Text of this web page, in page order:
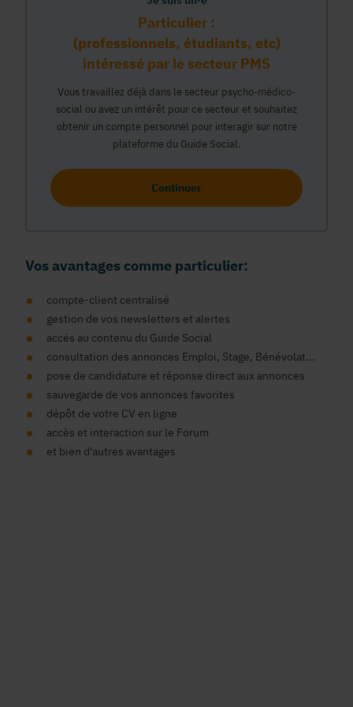
Particulier :
(professionnels, étudiants, etc)
intéressé par le secteur PMS
Vous travaillez déjà dans le secteur psycho-médico-
social ou avez un intérêt pour ce secteur et souhaitez
obtenir un compte personnel pour interagir sur notre
plateforme du Guide Social.
Continuer
Vos avantages comme particulier:
compte-client centralisé
gestion de vos newsletters et alertes
accés au contenu du Guide Social
consultation des annonces Emploi, Stage, Bénévolat...
pose de candidature et réponse direct aux annonces
sauvegarde de vos annonces favorites
dépôt de votre CV en ligne
accès et interaction sur le Forum
et bien d'autres avantages